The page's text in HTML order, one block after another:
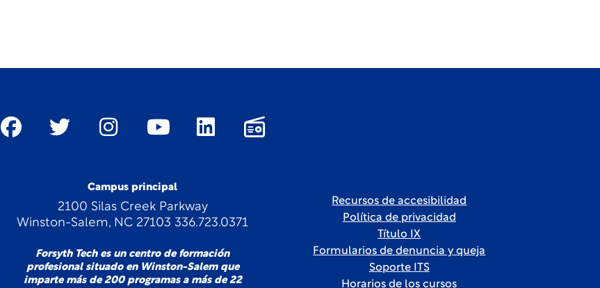
Campus principal
2100 Silas Creek Parkway
Winston-Salem, NC 27103 336.723.0371
Forsyth Tech es un centro de formación
profesional situado en Winston-Salem que
imparte más de 200 programas a más de 22
Recursos de accesibilidad
Política de privacidad
Título IX
Formularios de denuncia y queja
Soporte ITS
Horarios de los cursos